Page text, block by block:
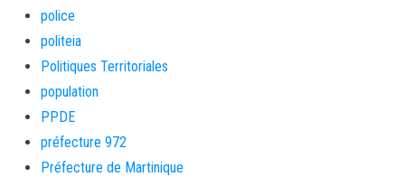
police
politeia
Politiques Territoriales
population
PPDE
préfecture 972
Préfecture de Martinique